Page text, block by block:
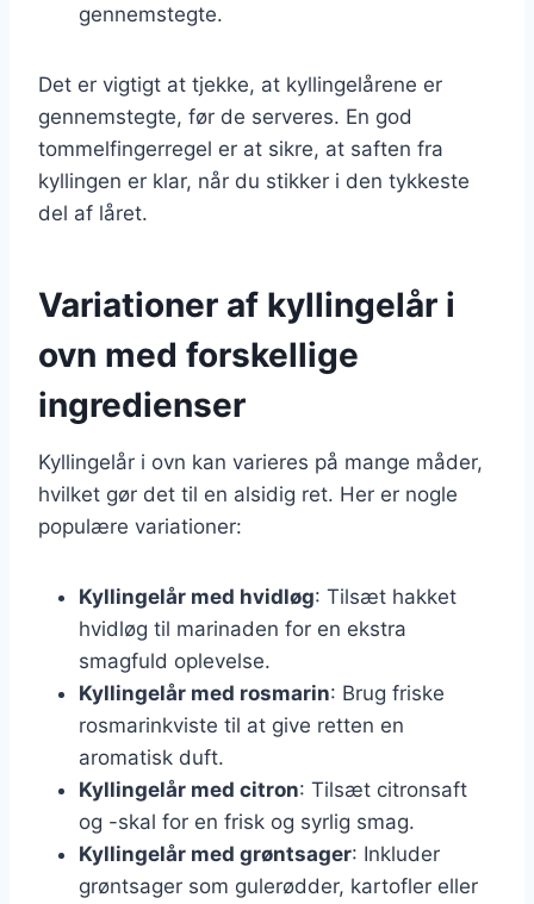
gennemstegte.
Det er vigtigt at tjekke, at kyllingelårene er
gennemstegte, før de serveres. En god
tommelfingerregel er at sikre, at saften fra
kyllingen er klar, når du stikker i den tykkeste
del af låret.
Variationer af kyllingelår i
ovn med forskellige
ingredienser
Kyllingelår i ovn kan varieres på mange måder,
hvilket gør det til en alsidig ret. Her er nogle
populære variationer:
Kyllingelår med hvidløg: Tilsæt hakket
hvidløg til marinaden for en ekstra
smagfuld oplevelse.
Kyllingelår med rosmarin: Brug friske
rosmarinkviste til at give retten en
aromatisk duft.
Kyllingelår med citron: Tilsæt citronsaft
og -skal for en frisk og syrlig smag.
Kyllingelår med grøntsager: Inkluder
grøntsager som gulerødder, kartofler eller